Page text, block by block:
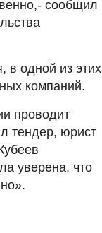
сообщил
в одной из этих
компаний.
проводит
тендер, юрист
уверена, что